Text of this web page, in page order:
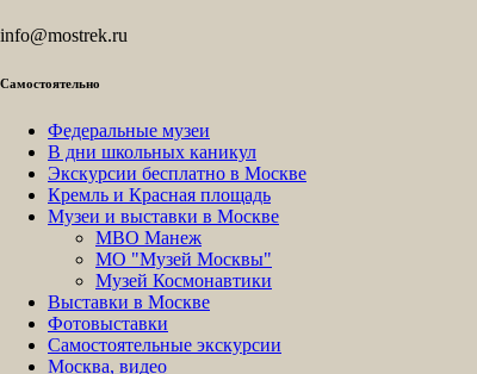
info@mostrek.ru
Самостоятельно
Федеральные музеи
В дни школьных каникул
Экскурсии бесплатно в Москве
Кремль и Красная площадь
Музеи и выставки в Москве
МВО Манеж
МО "Музей Москвы"
Музей Космонавтики
Выставки в Москве
Фотовыставки
Самостоятельные экскурсии
Москва, видео